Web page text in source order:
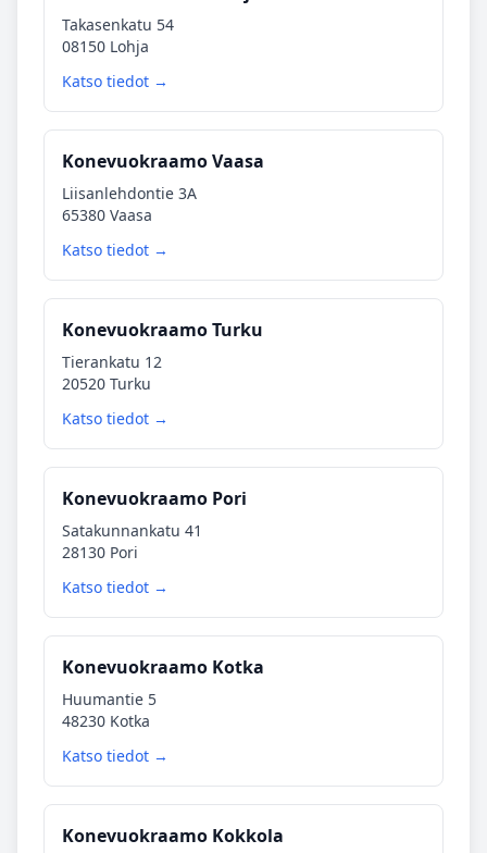
Takasenkatu 54
08150 Lohja
Katso tiedot →
Konevuokraamo Vaasa
Liisanlehdontie 3A
65380 Vaasa
Katso tiedot →
Konevuokraamo Turku
Tierankatu 12
20520 Turku
Katso tiedot →
Konevuokraamo Pori
Satakunnankatu 41
28130 Pori
Katso tiedot →
Konevuokraamo Kotka
Huumantie 5
48230 Kotka
Katso tiedot →
Konevuokraamo Kokkola